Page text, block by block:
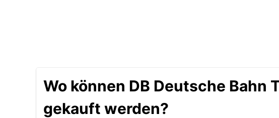
Wo können DB Deutsche
gekauft werden?